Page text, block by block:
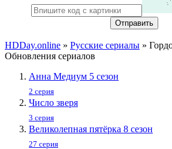
Отправить
HDDay.online » Русские сериалы »
Обновления сериалов
Анна Медиум 5 сезон
2 серия
Число зверя
3 серия
Великолепная пятёрка 8 сезон
27 серия